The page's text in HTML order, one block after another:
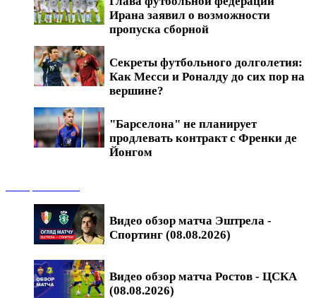
Ирана заявил о возможности
пропуска сборной
Секреты футбольного долголетия:
Как Месси и Роналду до сих пор на
вершине?
"Барселона" не планирует
продлевать контракт с Френки де
Йонгом
Видео обзор матча Эштрела -
Спортинг (08.08.2026)
Видео обзор матча Ростов - ЦСКА
(08.08.2026)